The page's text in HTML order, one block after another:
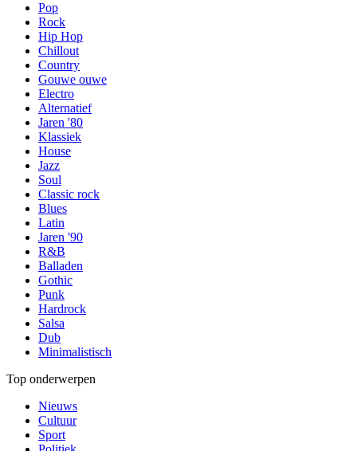
Pop
Rock
Hip Hop
Chillout
Country
Gouwe ouwe
Electro
Alternatief
Jaren '80
Klassiek
House
Jazz
Soul
Classic rock
Blues
Latin
Jaren '90
R&B
Balladen
Gothic
Punk
Hardrock
Salsa
Dub
Minimalistisch
Top onderwerpen
Nieuws
Cultuur
Sport